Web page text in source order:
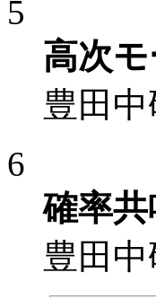
5
高次
豊田
6
確率
豊田